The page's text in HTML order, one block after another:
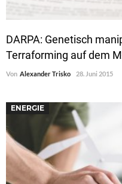
DARPA: Genetisch
Terraforming auf dem
Von Alexander Trisko 28. Juni 2015
ENERGIE